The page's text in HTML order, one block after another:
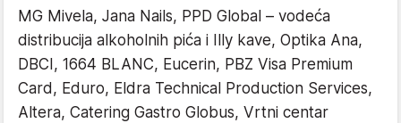
MG Mivela, Jana Nails, PPD Global – vodeća
distribucija alkoholnih pića i Illy kave, Optika Ana,
DBCI, 1664 BLANC, Eucerin, PBZ Visa Premium
Card, Eduro, Eldra Technical Production Services,
Altera, Catering Gastro Globus, Vrtni centar